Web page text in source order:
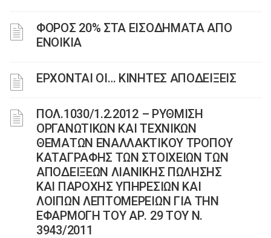
ΦΟΡΟΣ 20% ΣΤΑ ΕΙΣΟΔΗΜΑΤΑ ΑΠΟ
ΕΝΟΙΚΙΑ
EΡΧΟΝΤΑΙ ΟΙ… ΚΙΝΗΤΕΣ ΑΠΟΔΕΙΞΕΙΣ
ΠΟΛ.1030/1.2.2012 – ΡΥΘΜΙΣΗ
ΟΡΓΑΝΩΤΙΚΩΝ ΚΑΙ ΤΕΧΝΙΚΩΝ
ΘΕΜΑΤΩΝ ΕΝΑΛΛΑΚΤΙΚΟΥ ΤΡΟΠΟΥ
ΚΑΤΑΓΡΑΦΗΣ ΤΩΝ ΣΤΟΙΧΕΙΩΝ ΤΩΝ
ΑΠΟΔΕΙΞΕΩΝ ΛΙΑΝΙΚΗΣ ΠΩΛΗΣΗΣ
ΚΑΙ ΠΑΡΟΧΗΣ ΥΠΗΡΕΣΙΩΝ ΚΑΙ
ΛΟΙΠΩΝ ΛΕΠΤΟΜΕΡΕΙΩΝ ΓΙΑ ΤΗΝ
ΕΦΑΡΜΟΓΗ ΤΟΥ ΑΡ. 29 ΤΟΥ Ν.
3943/2011